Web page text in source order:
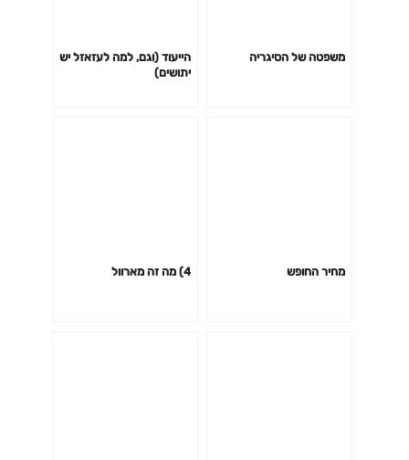
משפטה של הסיגריה
הייעוד (וגם, למה לעזאזל יש
יתושים)
מחיר החופש 4) מה זה מארוול